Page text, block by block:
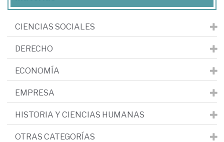
CIENCIAS SOCIALES
DERECHO
ECONOMÍA
EMPRESA
HISTORIA Y CIENCIAS HUMANAS
OTRAS CATEGORÍAS